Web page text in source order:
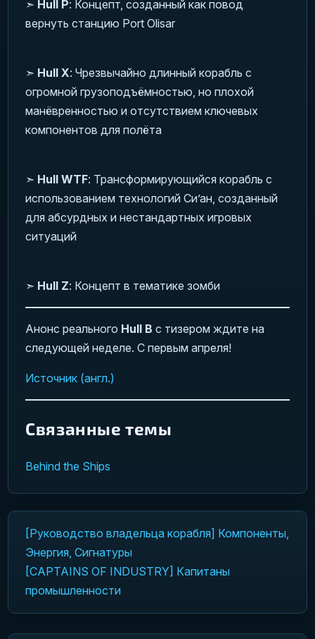
➣ Hull P: Концепт, созданный как повод
вернуть станцию Port Olisar
➣ Hull X: Чрезвычайно длинный корабль с
огромной грузоподъёмностью, но плохой
манёвренностью и отсутствием ключевых
компонентов для полёта
➣ Hull WTF: Трансформирующийся корабль с
использованием технологий Си’ан, созданный
для абсурдных и нестандартных игровых
ситуаций
➣ Hull Z: Концепт в тематике зомби
Анонс реального Hull B с тизером ждите на
следующей неделе. С первым апреля!
Источник (англ.)
Связанные темы
Behind the Ships
Навигация по записям
[Руководство владельца корабля] Компоненты,
Энергия, Сигнатуры
[CAPTAINS OF INDUSTRY] Капитаны
промышленности